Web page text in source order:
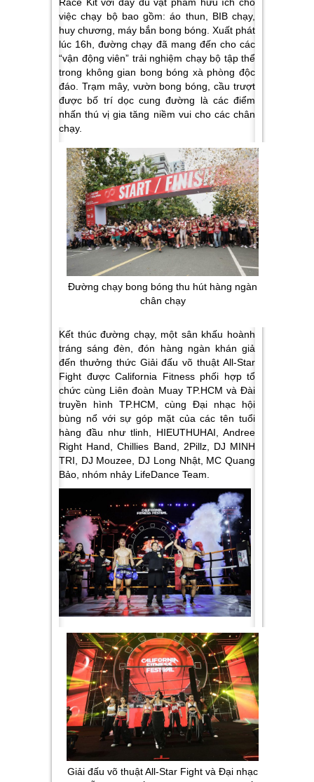
việc chạy bộ bao gồm: áo thun, BIB chạy,
huy chương, máy bắn bong bóng. Xuất phát
lúc 16h, đường chạy đã mang đến cho các
“vận động viên” trải nghiệm chạy bộ tập thể
trong không gian bong bóng xà phòng độc
đáo. Trạm mây, vườn bong bóng, cầu trượt
được bố trí dọc cung đường là các điểm
nhấn thú vị gia tăng niềm vui cho các chân
chạy.
Đường chạy bong bóng thu hút hàng ngàn
chân chạy
Kết thúc đường chạy, một sân khấu hoành
tráng sáng đèn, đón hàng ngàn khán giả
đến thưởng thức Giải đấu võ thuật All-Star
Fight được California Fitness phối hợp tổ
chức cùng Liên đoàn Muay TP.HCM và Đài
truyền hình TP.HCM, cùng Đại nhạc hội
bùng nổ với sự góp mặt của các tên tuổi
hàng đầu như tlinh, HIEUTHUHAI, Andree
Right Hand, Chillies Band, 2Pillz, DJ MINH
TRI, DJ Mouzee, DJ Long Nhật, MC Quang
Bảo, nhóm nhảy LifeDance Team.
Giải đấu võ thuật All-Star Fight và Đại nhạc